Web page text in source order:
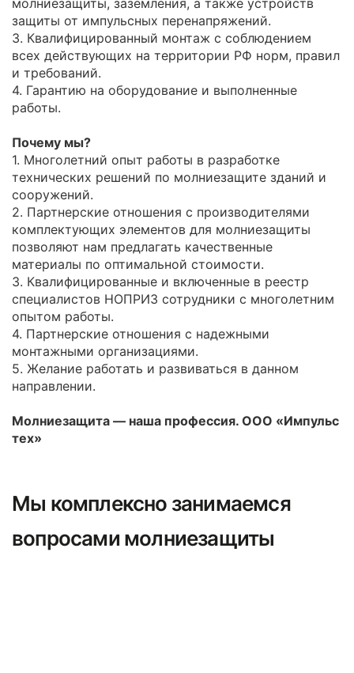
молниезащиты, заземления, а также устройств
защиты от импульсных перенапряжений.
3. Квалифицированный монтаж с соблюдением
всех действующих на территории РФ норм, правил
и требований.
4. Гарантию на оборудование и выполненные
работы.
Почему мы?
1. Многолетний опыт работы в разработке
технических решений по молниезащите зданий и
сооружений.
2. Партнерские отношения с производителями
комплектующих элементов для молниезащиты
позволяют нам предлагать качественные
материалы по оптимальной стоимости.
3. Квалифицированные и включенные в реестр
специалистов НОПРИЗ сотрудники с многолетним
опытом работы.
4. Партнерские отношения с надежными
монтажными организациями.
5. Желание работать и развиваться в данном
направлении.
Молниезащита — наша профессия. ООО «Импульс
тех»
Мы комплексно занимаемся
вопросами молниезащиты